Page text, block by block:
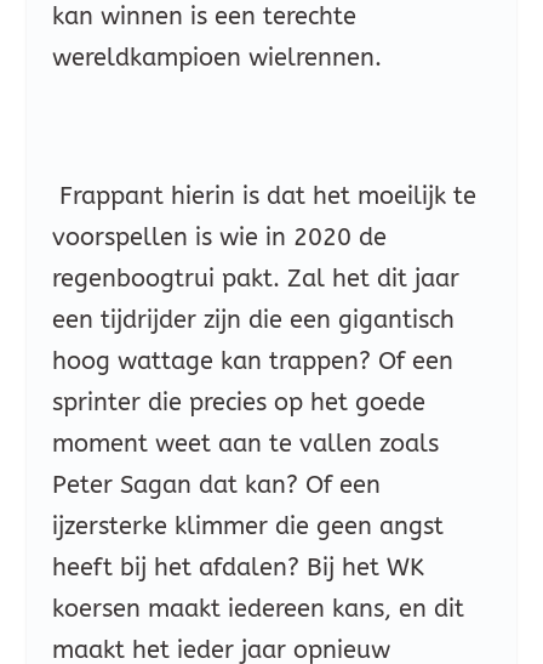
kan winnen is een terechte
wereldkampioen wielrennen.
Frappant hierin is dat het moeilijk te
voorspellen is wie in 2020 de
regenboogtrui pakt. Zal het dit jaar
een tijdrijder zijn die een gigantisch
hoog wattage kan trappen? Of een
sprinter die precies op het goede
moment weet aan te vallen zoals
Peter Sagan dat kan? Of een
ijzersterke klimmer die geen angst
heeft bij het afdalen? Bij het WK
koersen maakt iedereen kans, en dit
maakt het ieder jaar opnieuw